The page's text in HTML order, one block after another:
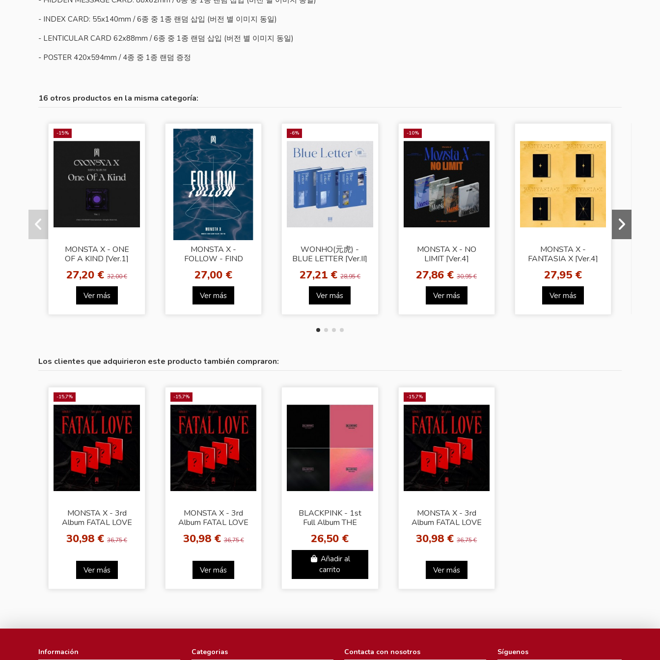
- INDEX CARD: 55x140mm / 6종 중 1종 랜덤 삽입 (버전 별 이미지 동일)
- LENTICULAR CARD 62x88mm / 6종 중 1종 랜덤 삽입 (버전 별 이미지 동일)
- POSTER 420x594mm / 4종 중 1종 랜덤 증정
16 otros productos en la misma categoría:
-15%
MONSTA X - ONE
OF A KIND [Ver.1]
27,20 €32,00 €
Ver más
MONSTA X -
FOLLOW - FIND
27,00 €
Ver más
-6%
WONHO(元虎) -
BLUE LETTER [Ver.II]
27,21 € 28,95 €
Ver más
-10%
MONSTA X - NO
LIMIT [Ver.4]
27,86 €30,95 €
Ver más
MONSTA X -
FANTASIA X [Ver.4]
27,95 €
Ver más
Los clientes que adquirieron este producto también compraron:
-15,7%
MONSTA X - 3rd
Album FATAL LOVE
30,98 €36,75 €
Ver más
-15,7%
MONSTA X - 3rd
Album FATAL LOVE
30,98 €36,75 €
Ver más
BLACKPINK - 1st
Full Album THE
Ver.)
26,50 €
Añadir al
carrito
-15,7%
MONSTA X - 3rd
Album FATAL LOVE
30,98 €36,75 €
Ver más
Información Categorias Contacta con nosotros Síguenos